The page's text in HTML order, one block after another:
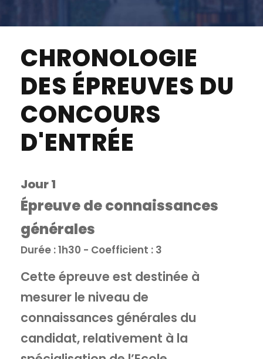
CHRONOLOGIE
DES ÉPREUVES DU
CONCOURS
D'ENTRÉE
Jour 1
Épreuve de connaissances
générales
Durée : 1h30 - Coefficient : 3
Cette épreuve est destinée à
mesurer le niveau de
connaissances générales du
candidat, relativement à la